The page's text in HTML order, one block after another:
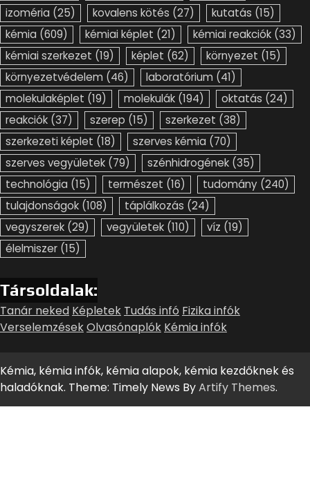
izoméria (25) kovalens kötés (27) kutatás (15)
kémia (609) kémiai képlet (21) kémiai reakciók (33)
kémiai szerkezet (19) képlet (62) környezet (15)
környezetvédelem (46) laboratórium (41)
molekulaképlet (19) molekulák (194) oktatás (24)
reakciók (37) szerep (15) szerkezet (38)
szerkezeti képlet (18) szerves kémia (70)
szerves vegyületek (79) szénhidrogének (35)
technológia (15) természet (16) tudomány (240)
tulajdonságok (108) táplálkozás (24)
vegyszerek (29) vegyületek (110) víz (19)
élelmiszer (15)
Társoldalak:
Tanár neked Képletek Tudás infó Fizika infók
VerselemzésekOlvasónaplók Kémia infók
Kémia, kémia infók, kémia alapok, kémia kezdőknek és
haladóknak. Theme: Timely News ByArtify Themes.